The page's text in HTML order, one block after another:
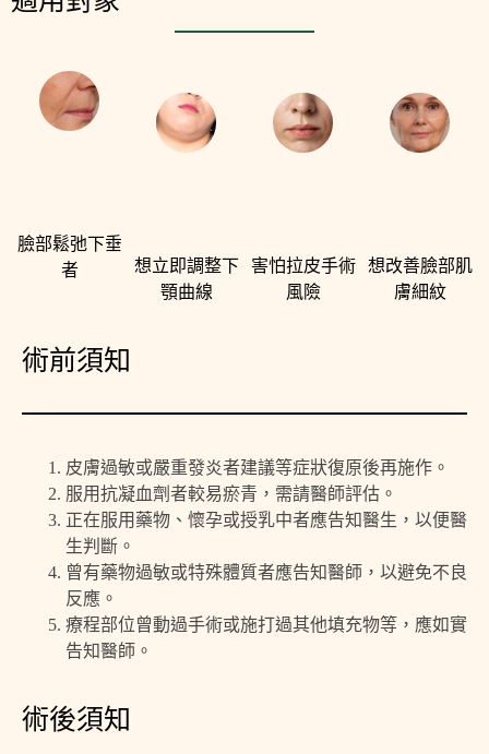
臉部鬆弛下垂
者
想立即調整下
顎曲線
害怕拉皮手術
風險
想改善臉部肌
膚細紋
術前須知
皮膚過敏或嚴重發炎者建議等症狀復原後再施作。
服用抗凝血劑者較易瘀青，需請醫師評估。
正在服用藥物、懷孕或授乳中者應告知醫生，以便醫
生判斷。
曾有藥物過敏或特殊體質者應告知醫師，以避免不良
反應。
療程部位曾動過手術或施打過其他填充物等，應如實
告知醫師。
術後須知